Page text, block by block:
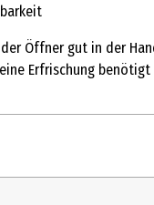
Öffner gut in der
Erfrischung